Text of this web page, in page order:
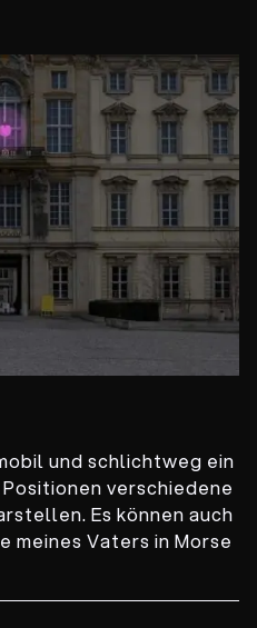
und schlichtweg ein
verschiedene
Es können auch
meines Vaters in Morse